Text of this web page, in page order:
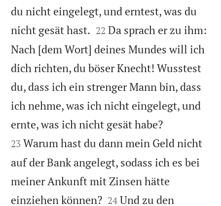
du nicht eingelegt, und erntest, was du
nicht gesät hast. 

22 Da sprach er zu ihm:
Nach [dem Wort] deines Mundes will ich
dich richten, du böser Knecht! Wusstest
du, dass ich ein strenger Mann bin, dass
ich nehme, was ich nicht eingelegt, und
ernte, was ich nicht gesät habe?
23 Warum hast du dann mein Geld nicht
auf der Bank angelegt, sodass ich es bei
meiner Ankunft mit Zinsen hätte
einziehen können?
24 Und zu den